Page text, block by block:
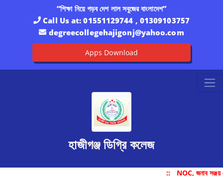
“শিক্ষা নিয়ে গড়ব দেশ লাল সবুজের বাংলাদেশ”
Call Us at:01551129744 , 01309103757
degreecollegehajigonj@yahoo.com
Apps Download
হাজীগঞ্জ ডিগ্রি কলেজ
:: NOC, জনাব সঞ্জয়